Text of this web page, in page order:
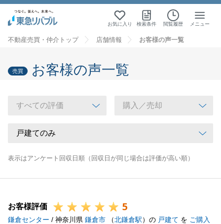
お気に入り 検索条件 閲覧履歴 メニュー
不動産売買・仲介トップ 店舗情報 お客様の声一覧
売買 お客様の声一覧
表示はアンケート回収日順（回収日が同じ場合は評価が高い順）
お客様評価 5
鎌倉センター / 神奈川県 鎌倉市 （北鎌倉駅）の 戸建て を ご購入